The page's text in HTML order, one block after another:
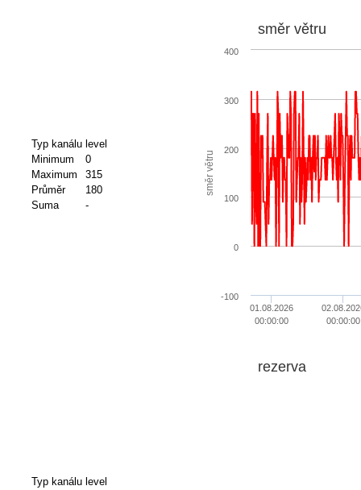
Typ kanálu level
Minimum
0
Maximum
315
Průměr
180
Suma
-
směr větru
směr větru
01.08.2026
00:00:00
00:00:00
0
100
200
300
-100
400
Typ kanálu level
rezerva